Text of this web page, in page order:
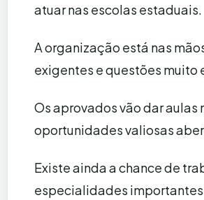
atuar nas escolas estaduais.
A organização está nas
exigentes e questões muito
Os aprovados vão dar aulas
oportunidades valiosas
Existe ainda a chance de
especialidades